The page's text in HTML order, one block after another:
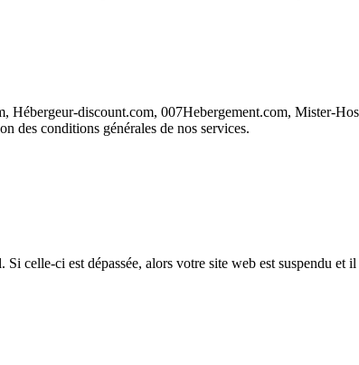
Hébergeur-discount.com, 007Hebergement.com, Mister-
des conditions générales de nos services.
celle-ci est dépassée, alors votre site web est suspendu et